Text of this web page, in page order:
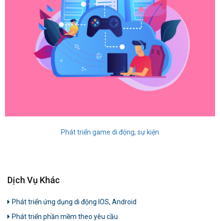
Phát triển game di động, sự kiện
Dịch Vụ Khác
Phát triển ứng dụng di động IOS, Android
Phát triển phần mềm theo yêu cầu